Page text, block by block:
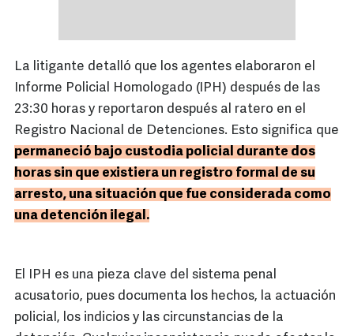
La litigante detalló que los agentes elaboraron el
Informe Policial Homologado (IPH) después de las
23:30 horas y reportaron después al ratero en el
Registro Nacional de Detenciones. Esto significa que
permaneció bajo custodia policial durante dos
horas sin que existiera un registro formal de su
arresto, una situación que fue considerada como
una detención ilegal.
El IPH es una pieza clave del sistema penal
acusatorio, pues documenta los hechos, la actuación
policial, los indicios y las circunstancias de la